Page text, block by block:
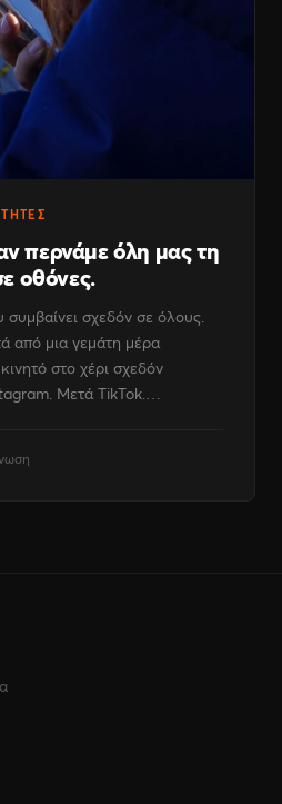
περνάμε όλη μας τη
οθόνες.
συμβαίνει σχεδόν σε όλους.
από μια γεμάτη μέρα
στο χέρι σχεδόν
Μετά TikTok.…